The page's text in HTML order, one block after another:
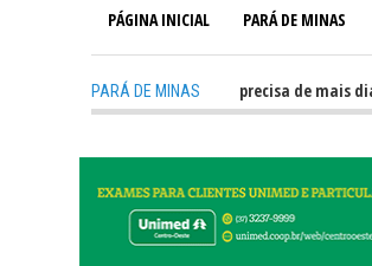
PÁGINA INICIAL PARÁ DE MINAS
PARÁ DE MINAS
GRNEWS TV: Política precisa de mais